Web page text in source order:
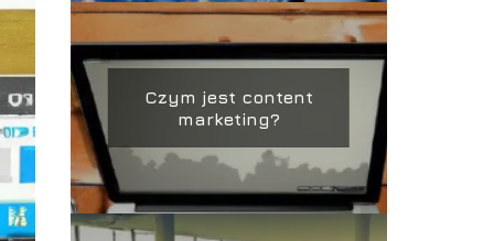
Czym jest content
marketing?